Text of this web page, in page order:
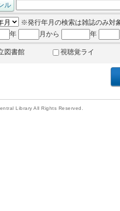
※発行年月の検索は雑誌のみ対
年
月から 年
図書館 視聴覚ライ
Library All Rights Reserved.